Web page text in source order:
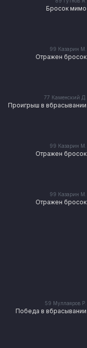
Бросок мимо
99 Казарин М.
Отражен бросок
77 Каменский Д.
Проигрыш в вбрасывании
99 Казарин М.
Отражен бросок
99 Казарин М.
Отражен бросок
59 Муллаяров Р.
Победа в вбрасывании